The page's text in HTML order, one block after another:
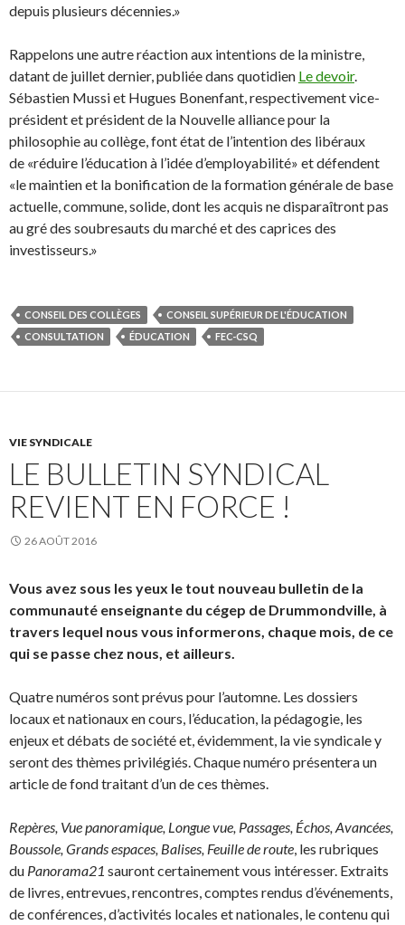
depuis plusieurs décennies.»
Rappelons une autre réaction aux intentions de la ministre,
datant de juillet dernier, publiée dans quotidien Le devoir.
Sébastien Mussi et Hugues Bonenfant, respectivement vice-
président et président de la Nouvelle alliance pour la
philosophie au collège, font état de l’intention des libéraux
de «réduire l’éducation à l’idée d’employabilité» et défendent
«le maintien et la bonification de la formation générale de base
actuelle, commune, solide, dont les acquis ne disparaîtront pas
au gré des soubresauts du marché et des caprices des
investisseurs.»
CONSEIL DES COLLÈGES
CONSEIL SUPÉRIEUR DE L'ÉDUCATION
CONSULTATION
ÉDUCATION FEC-CSQ
VIE SYNDICALE
LE BULLETIN SYNDICAL
REVIENT EN FORCE !
26 AOÛT 2016
Vous avez sous les yeux le tout nouveau bulletin de la
communauté enseignante du cégep de Drummondville, à
travers lequel nous vous informerons, chaque mois, de ce
qui se passe chez nous, et ailleurs.
Quatre numéros sont prévus pour l’automne. Les dossiers
locaux et nationaux en cours, l’éducation, la pédagogie, les
enjeux et débats de société et, évidemment, la vie syndicale y
seront des thèmes privilégiés. Chaque numéro présentera un
article de fond traitant d’un de ces thèmes.
Repères, Vue panoramique, Longue vue, Passages, Échos, Avancées,
Boussole, Grands espaces, Balises, Feuille de route , les rubriques
du Panorama21 sauront certainement vous intéresser. Extraits
de livres, entrevues, rencontres, comptes rendus d’événements,
de conférences, d’activités locales et nationales, le contenu qui